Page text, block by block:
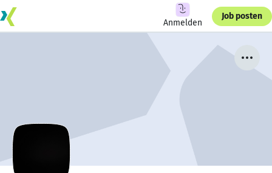
Anmelden
Job posten